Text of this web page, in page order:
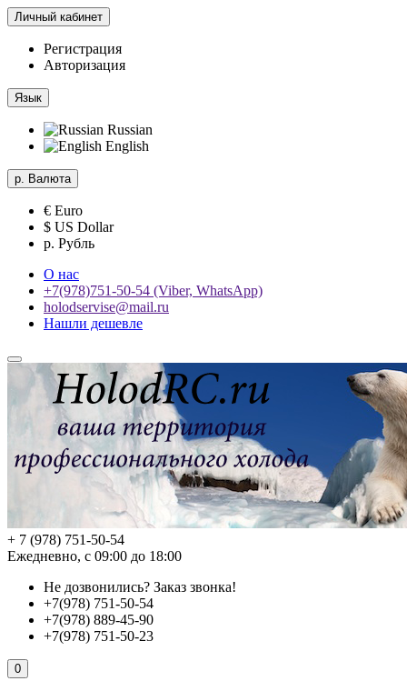
Личный кабинет
Регистрация
Авторизация
Язык
Russian
English
р. Валюта
€ Euro
$ US Dollar
р. Рубль
О нас
+7(978)751-50-54 (Viber, WhatsApp)
holodservise@mail.ru
Нашли дешевле
+ 7 (978) 751-50-54
Ежедневно, с 09:00 до 18:00
Не дозвонились? Заказ звонка!
+7(978) 751-50-54
+7(978) 889-45-90
+7(978) 751-50-23
0